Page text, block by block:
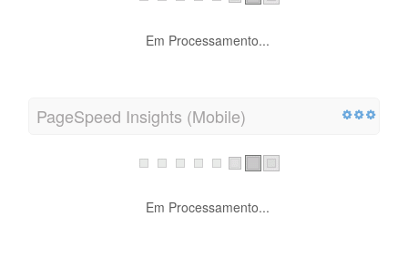
Em Processamento...
PageSpeed Insights (Mobile)
Em Processamento...